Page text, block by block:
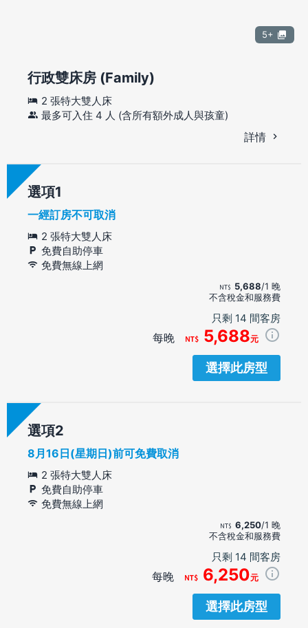
5+
行政雙床房 (Family)
2 張特大雙人床
最多可入住 4 人 (含所有額外成人與孩童)
詳情
選項
一經訂房不可取消
2 張特大雙人床
免費自助停車
免費無線上網
5,688/1 晚
不含稅金和服務費
只剩 14 間客房
每晚 5,688元
選擇此房型
選項
8月16日(星期日)前可免費取消
2 張特大雙人床
免費自助停車
免費無線上網
6,250/1 晚
不含稅金和服務費
只剩 14 間客房
每晚 6,250元
選擇此房型